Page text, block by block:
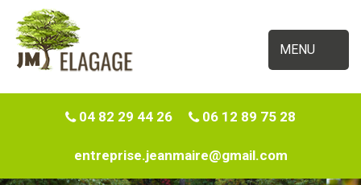
MENU
04 82 29 44 26 06 12 89 75 28
entreprise.jeanmaire@gmail.com